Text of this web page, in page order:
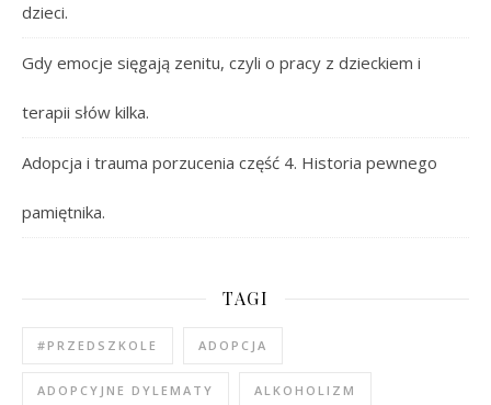
dzieci.
Gdy emocje sięgają zenitu, czyli o pracy z dzieckiem i
terapii słów kilka.
Adopcja i trauma porzucenia część 4. Historia pewnego
pamiętnika.
TAGI
#PRZEDSZKOLE ADOPCJA
ADOPCYJNE DYLEMATY ALKOHOLIZM